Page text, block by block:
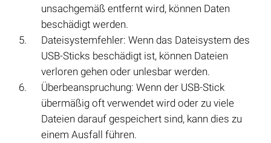
unsachgemäß entfernt wird, können Daten
beschädigt werden.
Dateisystemfehler: Wenn das Dateisystem des
USB-Sticks beschädigt ist, können Dateien
verloren gehen oder unlesbar werden.
Überbeanspruchung: Wenn der USB-Stick
übermäßig oft verwendet wird oder zu viele
Dateien darauf gespeichert sind, kann dies zu
einem Ausfall führen.